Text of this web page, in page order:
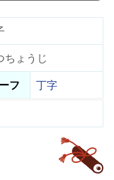
ちょうじ
フ
丁字